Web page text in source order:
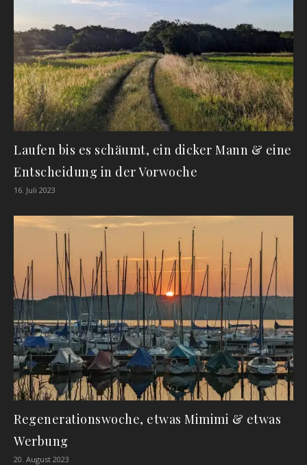
Laufen bis es schäumt, ein dicker Mann & eine
Entscheidung in der Vorwoche
16. Juli 2023
Regenerationswoche, etwas Mimimi & etwas
Werbung
20. August 2023